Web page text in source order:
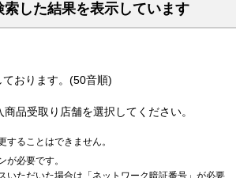
した結果を表示しています
おります。(50音順)
品受取り店舗を選択してください。
することはできません。
が必要です。
いただいた場合は「ネットワーク暗証番号」が必要